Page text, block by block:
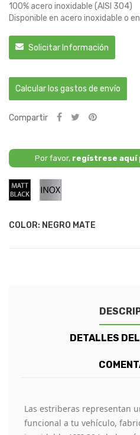
100% acero inoxidable (AISI 304)
Disponible en acero inoxidable o
Solicitar Información
Calcular los gastos de envío
Compartir
Por favor, regístrese aquí
COLOR: NEGRO MATE
Negro
Mate
DETALLES
Las estriberas representan
funcional a tu vehículo,